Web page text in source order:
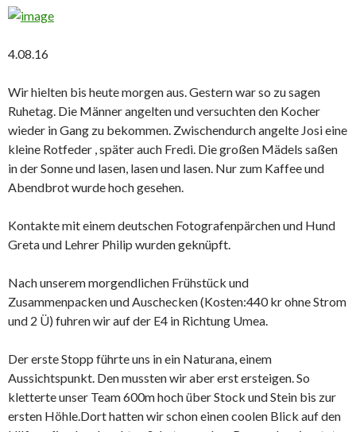
4.08.16
Wir hielten bis heute morgen aus. Gestern war so zu sagen
Ruhetag. Die Männer angelten und versuchten den Kocher
wieder in Gang zu bekommen. Zwischendurch angelte Josi eine
kleine Rotfeder , später auch Fredi. Die großen Mädels saßen
in der Sonne und lasen, lasen und lasen. Nur zum Kaffee und
Abendbrot wurde hoch gesehen.
Kontakte mit einem deutschen Fotografenpärchen und Hund
Greta und Lehrer Philip wurden geknüpft.
Nach unserem morgendlichen Frühstück und
Zusammenpacken und Auschecken (Kosten:440 kr ohne Strom
und 2 Ü) fuhren wir auf der E4 in Richtung Umea.
Der erste Stopp führte uns in ein Naturana, einem
Aussichtspunkt. Den mussten wir aber erst ersteigen. So
kletterte unser Team 600m hoch über Stock und Stein bis zur
ersten Höhle.Dort hatten wir schon einen coolen Blick auf den